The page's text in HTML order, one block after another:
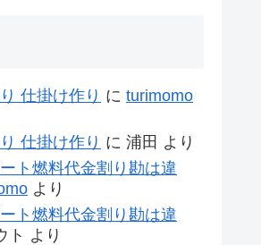
仕掛け作り に turimomo
仕掛け作り に 浦田 より
ト燃料代金割り勘は違
より
ト燃料代金割り勘は違
ト より